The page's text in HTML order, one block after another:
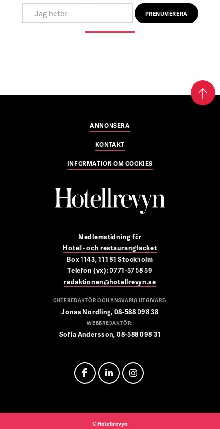
ANNONSERA
KONTAKT
INFORMATION OM COOKIES
Medlemstidning för
Hotell- och restaurangfacket
Box 1143, 111 81 Stockholm
Telefon (vx): 0771-57 58 59
redaktionen@hotellrevyn.se
CHEFREDAKTÖR OCH ANSVARIG UTGIVARE:
Jonas Nordling, 08-588 098 38
WEBBREDAKTÖR:
Sofia Andersson, 08-588 098 31
©Hotellrevyn